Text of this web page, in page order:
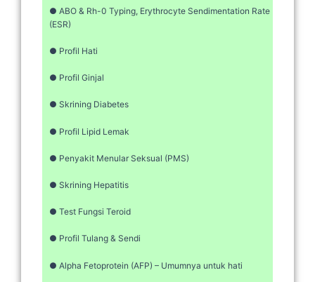
● ABO & Rh-0 Typing, Erythrocyte Sendimentation Rate
(ESR)
● Profil Hati
● Profil Ginjal
● Skrining Diabetes
● Profil Lipid Lemak
● Penyakit Menular Seksual (PMS)
● Skrining Hepatitis
● Test Fungsi Teroid
● Profil Tulang & Sendi
● Alpha Fetoprotein (AFP) – Umumnya untuk hati